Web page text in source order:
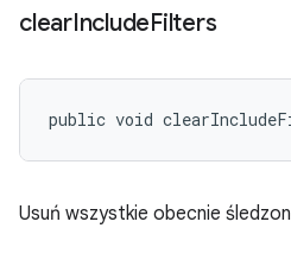
clearIncludeFilters
public void
Usuń wszystkie obecnie